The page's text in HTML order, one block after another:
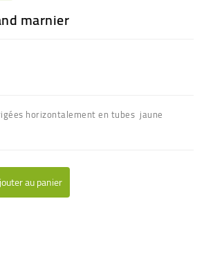
marnier
horizontalement en tubes jaune
au panier